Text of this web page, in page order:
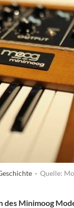
· Quelle:
Minimoog